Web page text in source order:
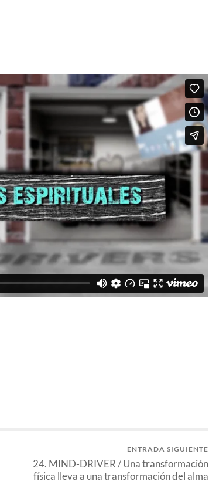
ENTRADA SIGUIENTE
24. MIND-DRIVER / Una transformación
física lleva a una transformación del alma